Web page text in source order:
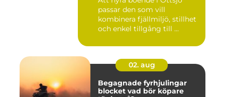
passar den som vill
kombinera fjällmiljö, stillhet
och enkel tillgång till ...
02. aug
Begagnade fyrhjulingar
blocket vad bör köpare